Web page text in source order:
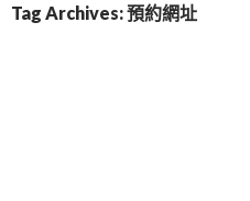
Tag Archives: 預約網址